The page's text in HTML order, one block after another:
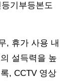
기부등본도
, 휴가 사용 내
설득력을 높
, CCTV 영상